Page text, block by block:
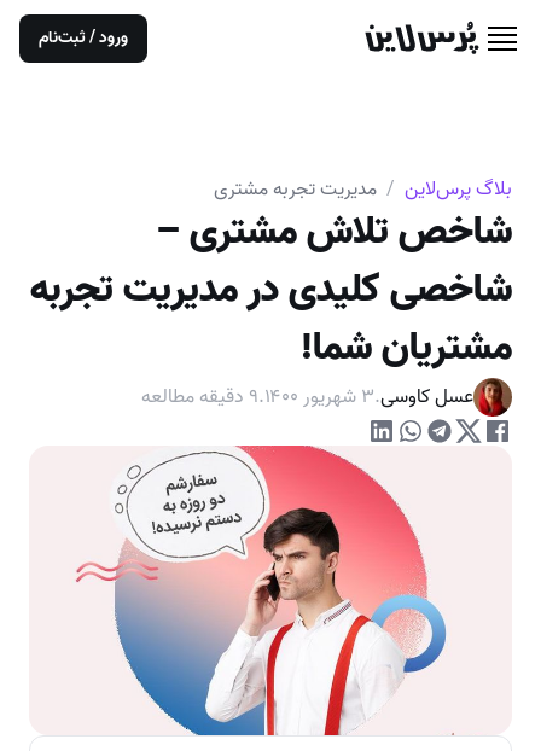
ورود / ثبت‌نام
بلاگ پرس‌لاین / مدیریت تجربه مشتری
شاخص تلاش مشتری –
شاخصی کلیدی در مدیریت تجربه
مشتریان شما!
عسل کاوسی.۳ شهریور ۱۴۰۰ .۹ دقیقه مطالعه